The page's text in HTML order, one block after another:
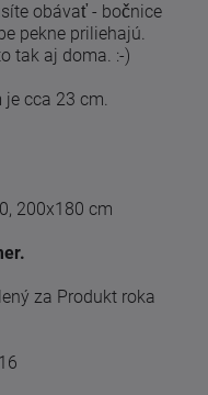
obávať - bočnice
pekne priliehajú.
tak aj doma. :-)
cca 23 cm.
200x180 cm
za Produkt roka